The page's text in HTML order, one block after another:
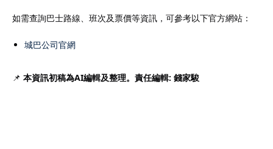
如需查詢巴士路線、班次及票價等資訊，可參考以下官方網站：​
城巴公司官網
📌 本資訊初稿為AI編輯及整理。責任編輯: 錢家駿